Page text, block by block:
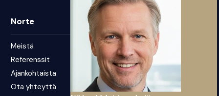
Norte
Meistä
Referenssit
Ajankohtaista
Ota yhteyttä